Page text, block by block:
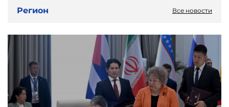
Регион Все новости